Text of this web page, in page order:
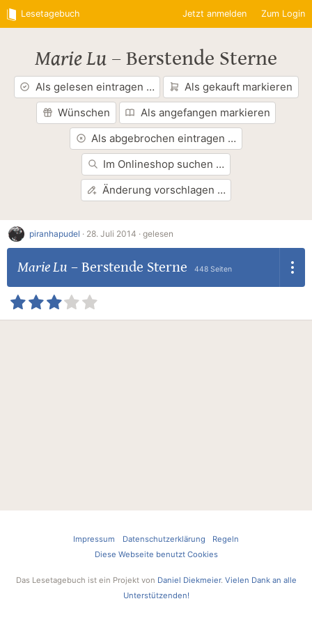
Lesetagebuch Jetzt anmelden Zum Login
Marie Lu – Berstende Sterne
Als gelesen eintragen …
Als gekauft markieren
Wünschen
Als angefangen markieren
Als abgebrochen eintragen …
Im Onlineshop suchen …
Änderung vorschlagen …
piranhapudel · 28. Juli 2014 · gelesen
Marie Lu – Berstende Sterne 448 Seiten
Impressum Datenschutzerklärung
Regeln
Diese Webseite benutzt Cookies
Das Lesetagebuch ist ein Projekt von Daniel Diekmeier. Vielen Dank an alle
Unterstützenden!